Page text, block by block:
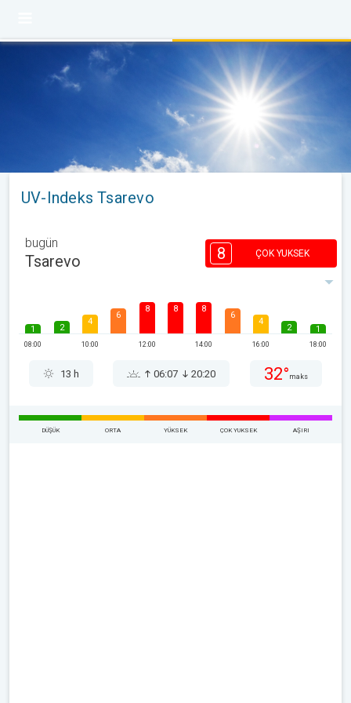
UV-Indeks Tsarevo
bugün
Tsarevo 8 ÇOK YUKSEK
1
08:00
2
4
10:00
6
8
12:00
8 8
14:00
6
4
16:00
2 1
18:00
13 h 06:07 20:20 32° maks
DÜŞÜK ORTA YÜKSEK ÇOK YUKSEK AŞIRI